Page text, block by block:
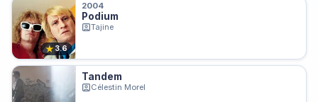
★3.6
2004
Podium
Tajine
Tandem
Célestin Morel